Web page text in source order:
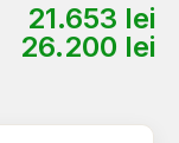
21.653 lei
26.200 lei